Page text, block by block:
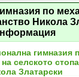
по
Никола
гимназия
селското
Златарски